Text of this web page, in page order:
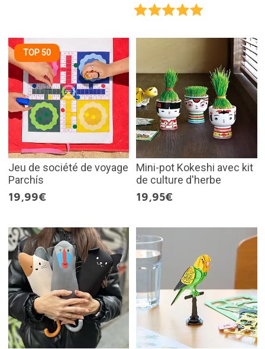
TOP 50
Jeu de société de voyage
Parchís
19,99€
Mini-pot Kokeshi avec kit
de culture d'herbe
19,95€